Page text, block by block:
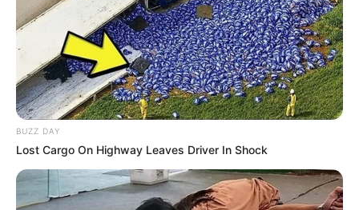
BUZZ DAY
Lost Cargo On Highway Leaves Driver In Shock